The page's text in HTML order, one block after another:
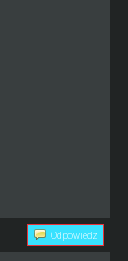
Odpowiedz